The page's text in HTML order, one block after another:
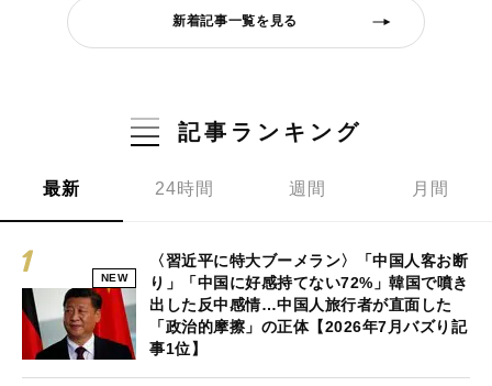
新着記事一覧を見る
記事ランキング
最新 24時間 週間 月間
NEW
〈習近平に特大ブーメラン〉「中国人客お断
り」「中国に好感持てない72%」韓国で噴き
出した反中感情…中国人旅行者が直面した
「政治的摩擦」の正体【2026年7月バズり記
事1位】